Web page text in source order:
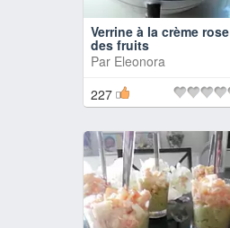
Verrine à la crème rose
des fruits
Par Eleonora
227